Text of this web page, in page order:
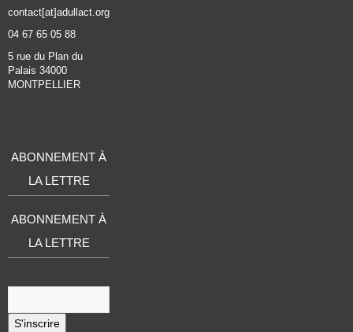
contact[at]adullact.org
04 67 65 05 88
5 rue du Plan du
Palais 34000
MONTPELLIER
ABONNEMENT À
LA LETTRE
ABONNEMENT À
LA LETTRE
S'inscrire